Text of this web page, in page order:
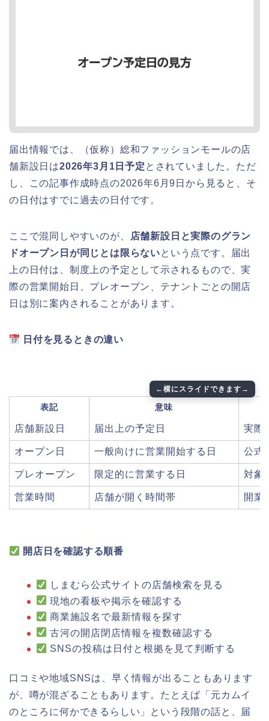
届出情報では、（仮称）総和ファッションモールの店
舗新設日は2026年3月1日予定 とされていました。ただ
し、この記事作成時点の2026年6月9日から見ると、そ
の日付はすでに過去の日付です。
ここで混同しやすいのが、
店舗新設日と実際のグラン
ドオープン日が同じとは限らないという点です。届出
上の日付は、制度上の予定として示されるもので、実
際の営業開始日、プレオープン、テナントごとの開店
日は別に案内されることがあります。
日付を見るときの違い
表記 意味
店舗新設日 届出上の予定日 実際
オープン日 一般向けに営業開始する日 公式
プレオープン 限定的に営業する日 対象
営業時間 店舗が開く時間帯 開業
開店日を確認する順番
しまむら公式サイトの店舗検索を見る
現地の看板や掲示を確認する
商業施設名で最新情報を探す
古河の開店閉店情報を複数確認する
SNSの投稿は日付と根拠を見て判断する
口コミや地域SNSは、早く情報が出ることもあります
が、噂が混ざることもあります。たとえば「元カムイ
のところに何かできるらしい」という段階の話と、届